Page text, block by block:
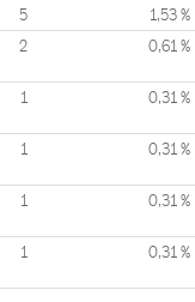
5 1,53 %
2 0,61 %
1 0,31 %
1 0,31 %
1 0,31 %
1 0,31 %